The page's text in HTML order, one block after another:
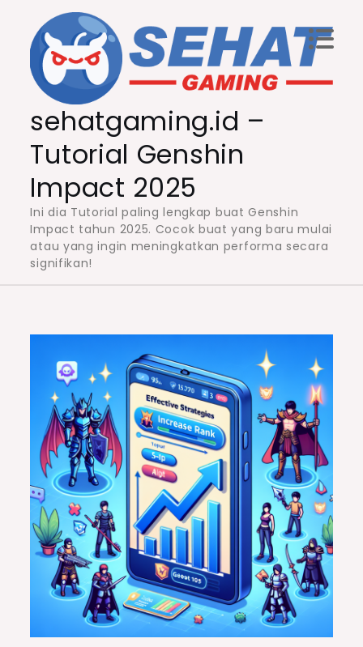
content
sehatgaming.id –
Tutorial Genshin
Impact 2025
Ini dia Tutorial paling lengkap buat Genshin
Impact tahun 2025. Cocok buat yang baru mulai
atau yang ingin meningkatkan performa secara
signifikan!